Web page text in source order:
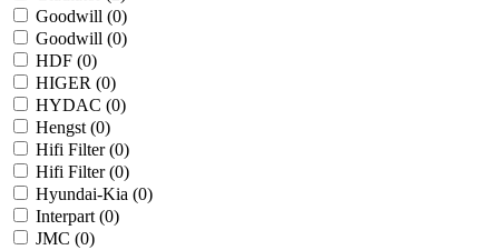
Goodwill (0)
Goodwill (0)
HDF (0)
HIGER (0)
HYDAC (0)
Hengst (0)
Hifi Filter (0)
Hifi Filter (0)
Hyundai-Kia (0)
Interpart (0)
JMC (0)